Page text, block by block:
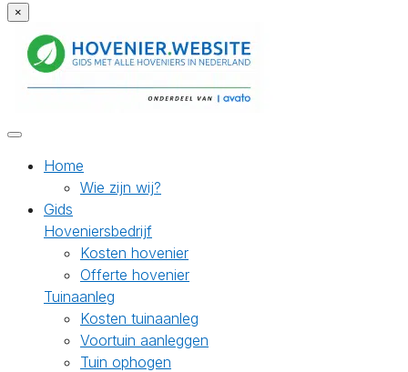
×
Home
Wie zijn wij?
Gids
Hoveniersbedrijf
Kosten hovenier
Offerte hovenier
Tuinaanleg
Kosten tuinaanleg
Voortuin aanleggen
Tuin ophogen